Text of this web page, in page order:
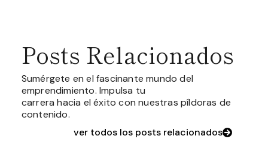
Posts Relacionados
Sumérgete en el fascinante mundo del
emprendimiento. Impulsa tu
carrera hacia el éxito con nuestras píldoras de
contenido.
ver todos los posts relacionados